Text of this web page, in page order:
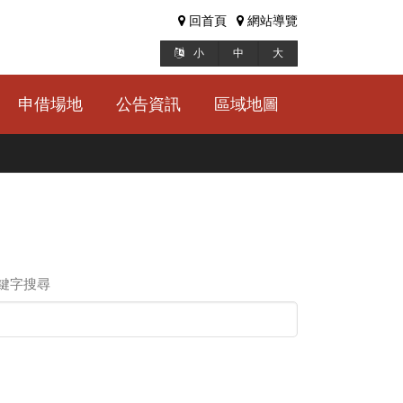
回首頁 網站導覽
小 中 大
申借場地 公告資訊 區域地圖
字搜尋